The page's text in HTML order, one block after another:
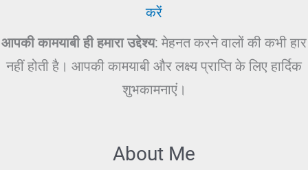
करें
आपकी कामयाबी ही हमारा उद्देश्य: मेहनत करने वालों की कभी हार
नहीं होती है। आपकी कामयाबी और लक्ष्य प्राप्ति के लिए हार्दिक
शुभकामनाएं।
About Me